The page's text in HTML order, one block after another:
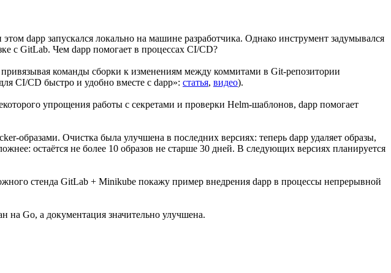
dapp запускался локально на машине разработчика. Однако инструмент задумывался
с GitLab. Чем dapp помогает в процессах CI/CD?
команды сборки к изменениям между коммитами в Git-репозитории
CI/CD быстро и удобно вместе с dapp»: статья, видео).
упрощения работы с секретами и проверки Helm-шаблонов, dapp помогает
образами. Очистка была улучшена в последних версиях: теперь dapp удаляет образы,
остаётся не более 10 образов не старше 30 дней. В следующих версиях планируется
стенда GitLab + Minikube покажу пример внедрения dapp в процессы непрерывной
на Go, а документация значительно улучшена.